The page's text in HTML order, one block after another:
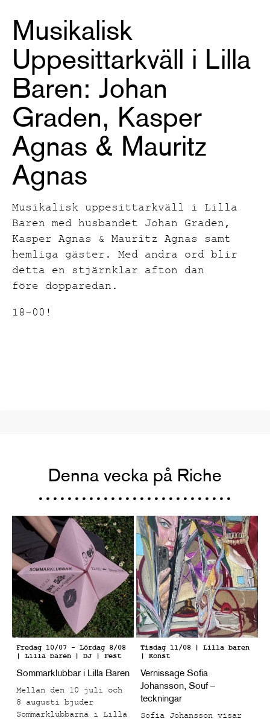
Musikalisk
Uppesittarkväll i Lilla
Baren: Johan
Graden, Kasper
Agnas & Mauritz
Agnas
Musikalisk uppesittarkväll i Lilla
Baren med husbandet Johan Graden,
Kasper Agnas & Mauritz Agnas samt
hemliga gäster. Med andra ord blir
detta en stjärnklar afton dan
före dopparedan.
18-00!
Denna vecka på Riche
Fredag 10/07 - Lördag 8/08
| Lilla baren | DJ | Fest
Sommarklubbar i Lilla Baren
Mellan den 10 juli och
8 augusti bjuder
Sommarklubbarna i Lilla
Tisdag 11/08 | Lilla baren
| Konst
Vernissage Sofia
Johansson, Souf –
teckningar